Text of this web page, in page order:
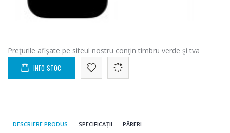
Preţurile afişate pe siteul nostru conţin timbru verde şi tva
INFO STOC
DESCRIERE PRODUS SPECIFICAȚII PĂRERI